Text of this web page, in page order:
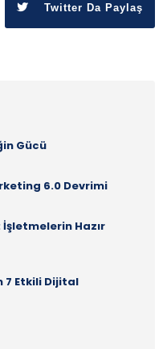
Twitter Da Paylaş
Gücü
6.0 Devrimi
Hazır
7 Etkili Dijital